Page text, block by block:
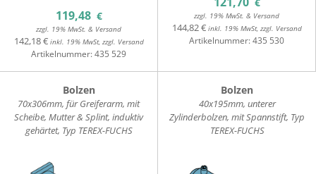
119,48 €
zzgl. 19% MwSt. & Versand
142,18 €inkl. 19% MwSt, zzgl. Versand
Artikelnummer:435 529
zzgl. 19% MwSt. & Versand
144,82 €inkl. 19% MwSt, zzgl. Versand
Artikelnummer:435 530
Bolzen
70x306mm, für Greiferarm, mit
Scheibe, Mutter & Splint, induktiv
gehärtet, Typ TEREX-FUCHS
Bolzen
40x195mm, unterer
Zylinderbolzen, mit Spannstift, Typ
TEREX-FUCHS